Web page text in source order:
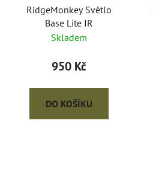
RidgeMonkey Světlo
Base Lite IR
Skladem
950 Kč
DO KOŠÍKU